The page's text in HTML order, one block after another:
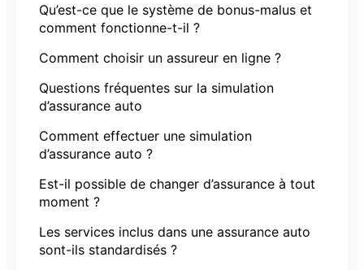
Qu’est-ce que le système de bonus-malus et
comment fonctionne-t-il ?
Comment choisir un assureur en ligne ?
Questions fréquentes sur la simulation
d’assurance auto
Comment effectuer une simulation
d’assurance auto ?
Est-il possible de changer d’assurance à tout
moment ?
Les services inclus dans une assurance auto
sont-ils standardisés ?